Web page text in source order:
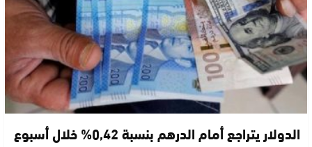
الدولار يتراجع أمام الدرهم بنسبة 0,42% خلال أسبوع